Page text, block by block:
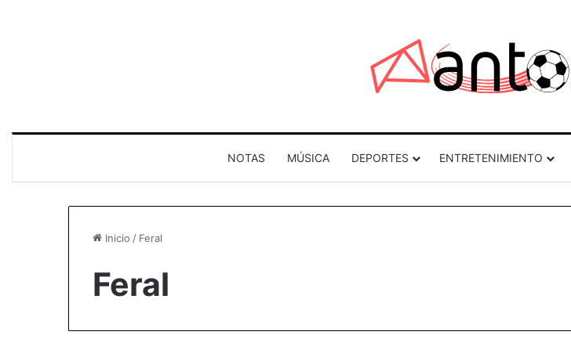
NOTAS MÚSICA DEPORTES ENTRETENIMIENTO
Inicio / Feral
Feral